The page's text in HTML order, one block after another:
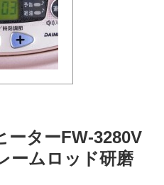
ーターFW-3280V
ームロッド研磨